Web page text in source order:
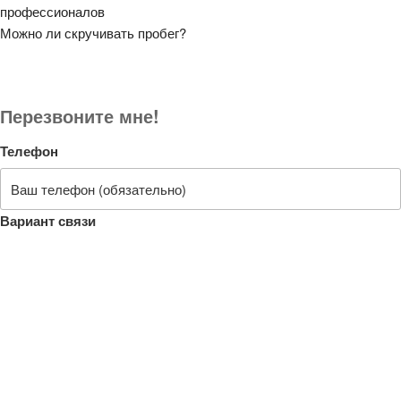
профессионалов
Можно ли скручивать пробег?
Перезвоните мне!
Телефон
Вариант связи